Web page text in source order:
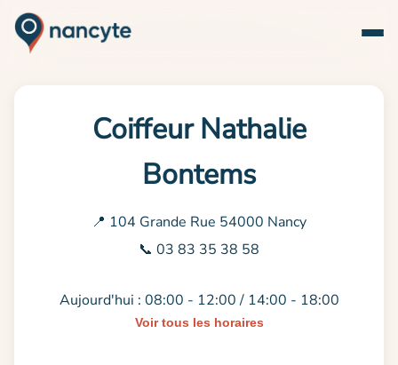
Coiffeur Nathalie
Bontems
📍 104 Grande Rue 54000 Nancy
📞 03 83 35 38 58
Aujourd'hui : 08:00 - 12:00 / 14:00 - 18:00
Voir tous les horaires